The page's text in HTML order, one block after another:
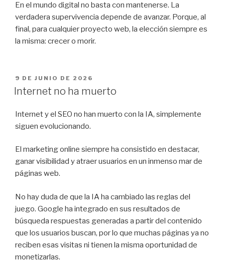
En el mundo digital no basta con mantenerse. La
verdadera supervivencia depende de avanzar. Porque, al
final, para cualquier proyecto web, la elección siempre es
la misma: crecer o morir.
PUBLICADO
EL
9 DE JUNIO DE 2026
Internet no ha muerto
Internet y el SEO no han muerto con la IA, simplemente
siguen evolucionando.
El marketing online siempre ha consistido en destacar,
ganar visibilidad y atraer usuarios en un inmenso mar de
páginas web.
No hay duda de que la IA ha cambiado las reglas del
juego. Google ha integrado en sus resultados de
búsqueda respuestas generadas a partir del contenido
que los usuarios buscan, por lo que muchas páginas ya no
reciben esas visitas ni tienen la misma oportunidad de
monetizarlas.